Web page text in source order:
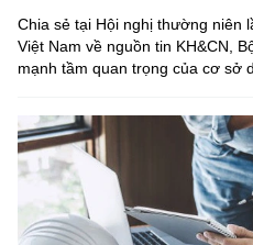
Chia sẻ tại Hội nghị thường niên
Việt Nam về nguồn tin KH&CN,
mạnh tầm quan trọng của cơ sở